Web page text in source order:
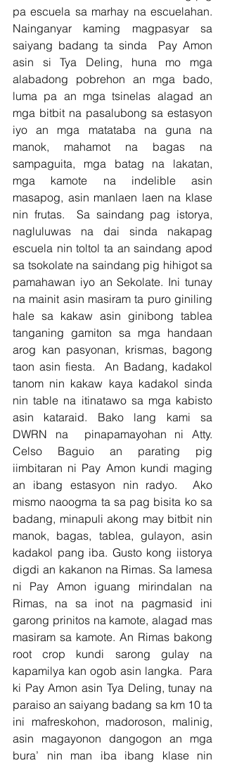
pa escuela sa marhay na escuelahan.
Nainganyar kaming magpasyar sa
saiyang badang ta sinda  Pay Amon
asin si Tya Deling, huna mo mga
alabadong pobrehon an mga bado,
luma pa an mga tsinelas alagad an
mga bitbit na pasalubong sa estasyon
iyo an mga matataba na guna na
manok, mahamot na bagas na
sampaguita, mga batag na lakatan,
mga kamote na indelible asin
masapog, asin manlaen laen na klase
nin frutas.  Sa saindang pag istorya,
nagluluwas na dai sinda nakapag
escuela nin toltol ta an saindang apod
sa tsokolate na saindang pig hihigot sa
pamahawan iyo an Sekolate. Ini tunay
na mainit asin masiram ta puro giniling
hale sa kakaw asin ginibong tablea
tanganing gamiton sa mga handaan
arog kan pasyonan, krismas, bagong
taon asin fiesta.  An Badang, kadakol
tanom nin kakaw kaya kadakol sinda
nin table na itinatawo sa mga kabisto
asin kataraid. Bako lang kami sa
DWRN na  pinapamayohan ni Atty.
Celso Baguio an parating pig
iimbitaran ni Pay Amon kundi maging
an ibang estasyon nin radyo.  Ako
mismo naoogma ta sa pag bisita ko sa
badang, minapuli akong may bitbit nin
manok, bagas, tablea, gulayon, asin
kadakol pang iba. Gusto kong iistorya
digdi an kakanon na Rimas. Sa lamesa
ni Pay Amon iguang mirindalan na
Rimas, na sa inot na pagmasid ini
garong prinitos na kamote, alagad mas
masiram sa kamote. An Rimas bakong
root crop kundi sarong gulay na
kapamilya kan ogob asin langka.  Para
ki Pay Amon asin Tya Deling, tunay na
paraiso an saiyang badang sa km 10 ta
ini mafreskohon, madoroson, malinig,
asin magayonon dangogon an mga
bura’ nin man iba ibang klase nin